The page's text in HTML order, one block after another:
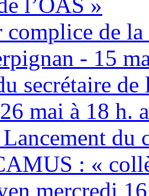
complice de
- 15
secrétaire
mai à 18 h.
du
: «
mercredi